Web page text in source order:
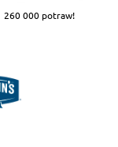
260 000 potraw!